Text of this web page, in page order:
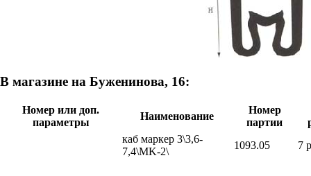
В магазине на Буженинова, 16:
Номер или доп.
параметры
Наименование
Номер
партии
каб маркер 3\3,6-
7,4\MK-2\
1093.05 7